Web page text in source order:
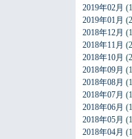
2019年02月
2019年01月
2018年12月
2018年11月
2018年10月
2018年09月
2018年08月
2018年07月
2018年06月
2018年05月
2018年04月